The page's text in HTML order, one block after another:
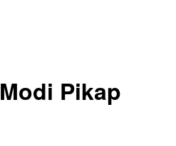
Modi Pikap